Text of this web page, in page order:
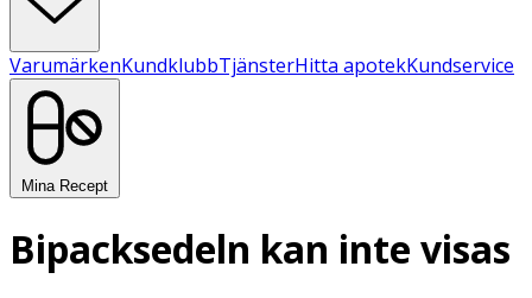
VarumärkenKundklubbTjänsterHitta apotekKundservice
Mina Recept
Bipacksedeln kan inte visas